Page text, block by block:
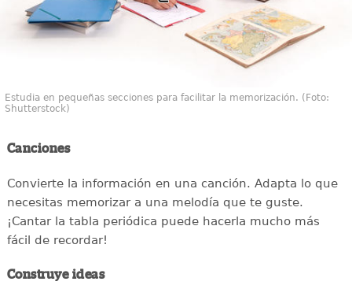
Estudia en pequeñas secciones para facilitar la memorización. (Foto:
Shutterstock)
Canciones
Convierte la información en una canción. Adapta lo que
necesitas memorizar a una melodía que te guste.
¡Cantar la tabla periódica puede hacerla mucho más
fácil de recordar!
Construye ideas